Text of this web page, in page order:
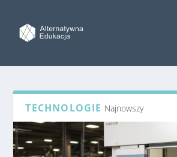
TECHNOLOGIE Najnowszy